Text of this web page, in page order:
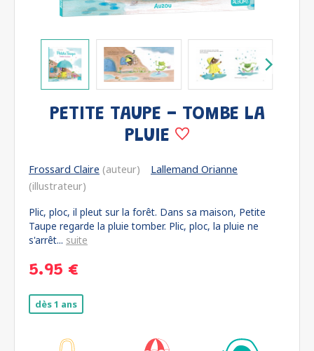
PETITE TAUPE - TOMBE LA
PLUIE
Frossard Claire (auteur)
Lallemand Orianne
(illustrateur)
Plic, ploc, il pleut sur la forêt. Dans sa maison, Petite
Taupe regarde la pluie tomber. Plic, ploc, la pluie ne
s'arrêt... suite
5.95 €
dès 1 ans